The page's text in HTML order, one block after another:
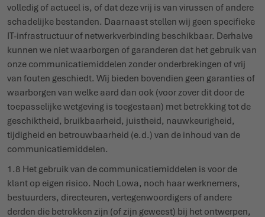
volledig of actueel is, of dat deze vrij is van virussen of andere
scha­delijke bestanden. Daarnaast stellen wij geen specifieke
IT-infra­structuur of netwerk­ver­binding beschikbaar. Derhalve
kunnen we niet waar­borgen of garanderen dat het gebruik van
onze commu­ni­ca­tie­middelen zonder onder­bre­kingen of vrij
van fouten geschiedt. Wij bieden bovendien geen garanties of
waar­borgen van welke aard dan ook (voor zover dit door de
toepas­selijke wetgeving is toegestaan) met betrekking tot de
geschiktheid, bruik­baarheid, juistheid, nauw­keu­righeid,
tijdigheid en betrouw­baarheid (e.d.) van de inhoud van de
commu­ni­ca­tie­middelen.
1.8 Het gebruik van de commu­ni­ca­tie­middelen is voor de
klant op eigen risico. Noch Lowa, noch haar werk­nemers,
bestuurders, direc­teuren, verte­gen­woor­digers of andere
derden die betrokken zijn (of zijn geweest) bij het ontwerpen,